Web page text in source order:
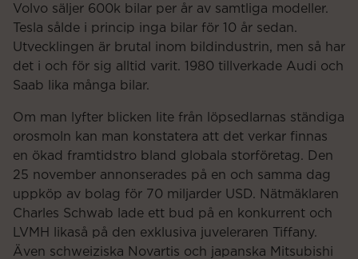
Volvo säljer 600k bilar per år av samtliga modeller.
Tesla sålde i princip inga bilar för 10 år sedan.
Utvecklingen är brutal inom bildindustrin, men så har
det i och för sig alltid varit. 1980 tillverkade Audi och
Saab lika många bilar.
Om man lyfter blicken lite från löpsedlarnas ständiga
orosmoln kan man konstatera att det verkar finnas
en ökad framtidstro bland globala storföretag. Den
25 november annonserades på en och samma dag
uppköp av bolag för 70 miljarder USD. Nätmäklaren
Charles Schwab lade ett bud på en konkurrent och
LVMH likaså på den exklusiva juveleraren Tiffany.
Även schweiziska Novartis och japanska Mitsubishi